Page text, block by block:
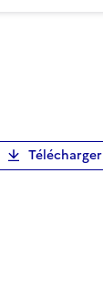
Télécharger